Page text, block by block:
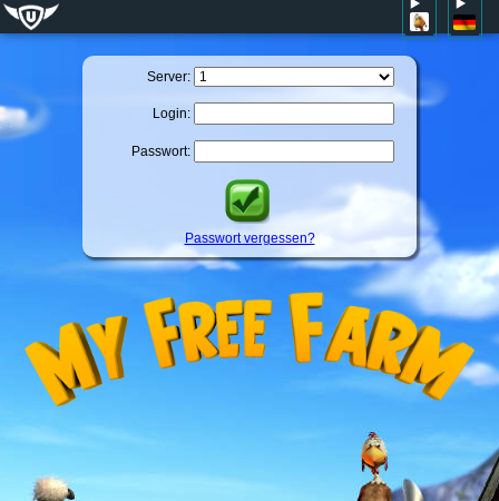
Server:
Login:
Passwort:
Passwort vergessen?